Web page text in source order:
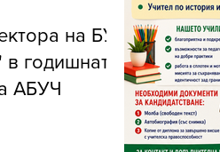
на БУ
годишната
АБУЧ